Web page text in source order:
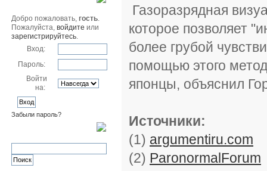
Добро пожаловать,гость.
Пожалуйста,войдите или
зарегистрируйтесь.
Вход:
Пароль:
Войти
на:
Забыли пароль?
Газоразрядная
которое позволяет
более грубой
помощью этого
японцы, объяснил
Источники:
(1) argumentiru.com
(2) ParonormalForum